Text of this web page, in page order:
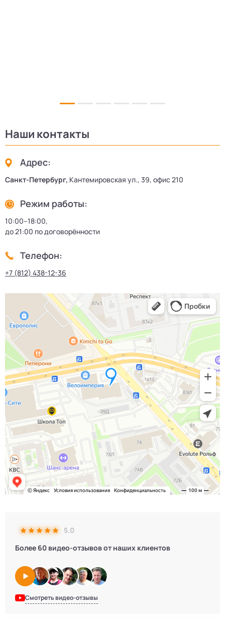
5.0
Более 60 видео-отзывов от наших клиентов
Смотреть видео-отзывы
Наши контакты
Адрес:
Санкт-Петербург, Кантемировская ул., 39, офис 210
Режим работы:
10:00–18:00,
до 21:00 по договорённости
Телефон:
+7 (812) 438-12-36